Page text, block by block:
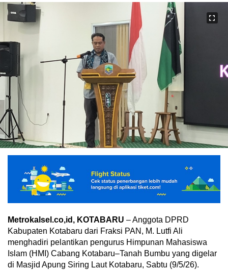
Metrokalsel.co,id, KOTABARU – Anggota DPRD
Kabupaten Kotabaru dari Fraksi PAN, M. Lutfi Ali
menghadiri pelantikan pengurus Himpunan Mahasiswa
Islam (HMI) Cabang Kotabaru–Tanah Bumbu yang digelar
di Masjid Apung Siring Laut Kotabaru, Sabtu (9/5/26).